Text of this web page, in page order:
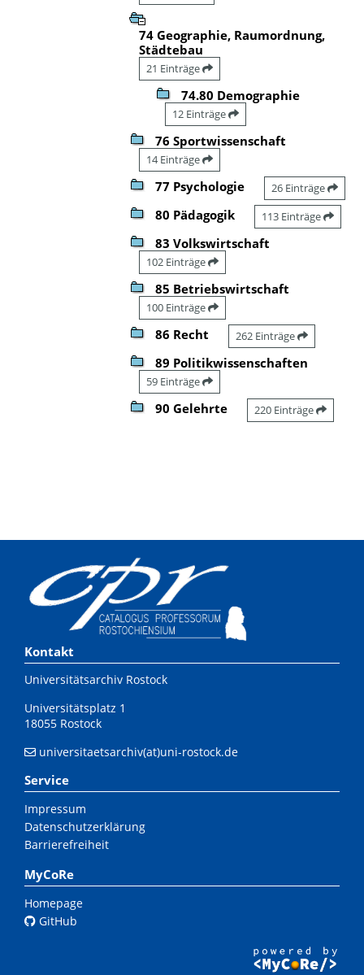
74 Geographie, Raumordnung,
Städtebau
21 Einträge
74.80 Demographie
12 Einträge
76 Sportwissenschaft
14 Einträge
77 Psychologie 26 Einträge
80 Pädagogik 113 Einträge
83 Volkswirtschaft
102 Einträge
85 Betriebswirtschaft
100 Einträge
86 Recht 262 Einträge
89 Politikwissenschaften
59 Einträge
90 Gelehrte 220 Einträge
Kontakt
Universitätsarchiv Rostock
Universitätsplatz 1
18055 Rostock
universitaetsarchiv(at)uni-rostock.de
Service
Impressum
Datenschutzerklärung
Barrierefreiheit
MyCoRe
Homepage
GitHub